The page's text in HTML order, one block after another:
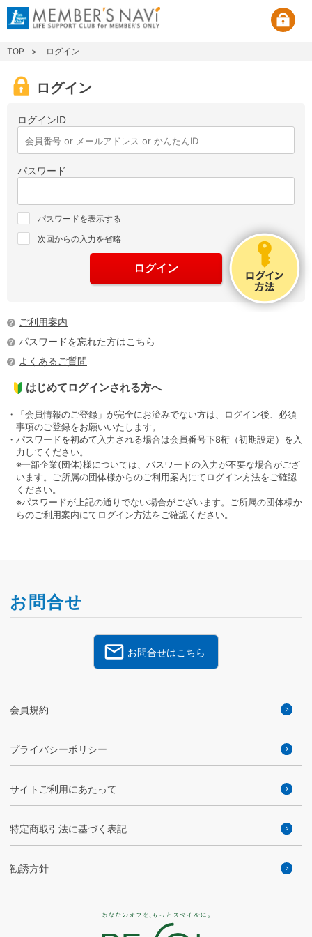
TOP ログイン
ログイン
ログインID
パスワード
パスワードを表示する
次回からの入力を省略
ご利用案内
パスワードを忘れた方はこちら
よくあるご質問
はじめてログインされる方へ
・「会員情報のご登録」が完全にお済みでない方は、ログイン後、必須
事項のご登録をお願いいたします。
・パスワードを初めて入力される場合は会員番号下8桁（初期設定）を入
力してください。
※一部企業(団体)様については、パスワードの入力が不要な場合がござ
います。ご所属の団体様からのご利用案内にてログイン方法をご確認
ください。
※パスワードが上記の通りでない場合がございます。ご所属の団体様か
らのご利用案内にてログイン方法をご確認ください。
お問合せ
お問合せはこちら
会員規約
プライバシーポリシー
サイトご利用にあたって
特定商取引法に基づく表記
勧誘方針